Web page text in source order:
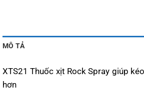
MÔ TẢ
XTS21 Thuốc xịt Rock Spray giúp
hơn